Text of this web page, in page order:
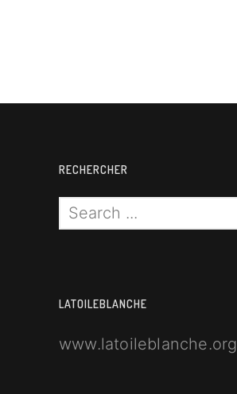
RECHERCHER
LATOILEBLANCHE
www.latoileblanche.org